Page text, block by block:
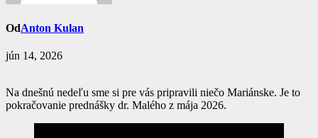
OdAnton Kulan
jún 14, 2026
Na dnešnú nedeľu sme si pre vás pripravili niečo Mariánske. Je to
pokračovanie prednášky dr. Malého z mája 2026.